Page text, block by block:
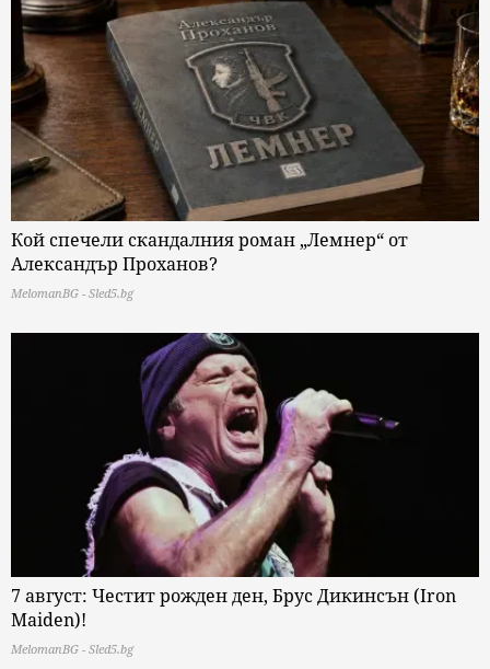
Кой спечели скандалния роман „Лемнер“ от
Александър Проханов?
MelomanBG - Sled5.bg
7 август: Честит рожден ден, Брус Дикинсън (Iron
Maiden)!
MelomanBG - Sled5.bg